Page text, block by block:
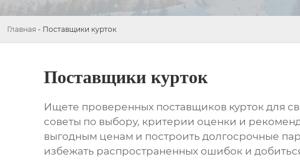
Главная - Поставщики курток
Поставщики курток
Ищете проверенных поставщиков куртокдля
советы по выбору, критерии оценки и
выгодным ценам и построить долгосрочные
избежать распространенных ошибок и